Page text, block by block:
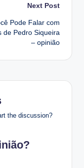
Next Post
Pode Falar com
de Pedro Siqueira
– opinião
the discussion?